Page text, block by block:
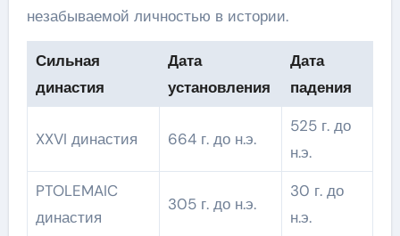
незабываемой личностью в истории.
Сильная
династия
Дата
установления
Дата
падения
XXVI династия 664 г. до н.э.
525 г. до
н.э.
PTOLEMAIC
династия
305 г. до н.э.
30 г. до
н.э.